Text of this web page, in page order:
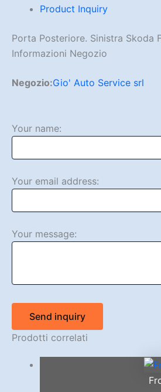
Product Inquiry
Porta Posteriore. Sinistra Skoda
Informazioni Negozio
Negozio:Gio' Auto Service srl
Your name:
Your email address:
Your message:
Send inquiry
Prodotti correlati